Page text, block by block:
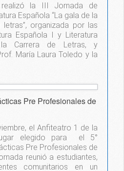
la III Jornada de
Española “La gala de la
organizada por las
Española I y Literatura
Carrera de Letras, y
María Laura Toledo y la
Pre Profesionales de
el Anfiteatro 1 de la
elegido para el 5°
Pre Profesionales de
reunió a estudiantes,
comunitarios en un